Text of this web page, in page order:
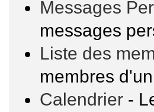
Messages
messages
Liste des
membres
Calendrier -